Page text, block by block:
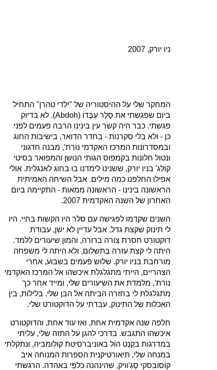
ניו יורק, 2007
המחקר שלי על ההיסטוריה של "ילדי טהרן" התחיל
ביום שפגשתי את סָלַר עַבְּדוֹ (Abdoh). לא בדיוק
פגשתי. כבר היה קשר עין בינינו הרבה פעמים לפני
כן ‑ ולא בלי סקרנות ‑ בחדר הדואר, בישיבות החוג
ובמסדרונות המרכז האקדמי נוֹרְת', מבנה חדגוני
ונטול חלונות בקמפוס הגוֹתי הנושן והמפואר בסיטי
קולג' בניו יורק, ששנינו לימדנו בו בחוג לאנגלית. אולי
אפילו החלפנו כמה מילים. אבל השיחה האמיתית
הראשונה בינינו ‑ הראשונה ממאות ‑ התקיימה ביום
האחרון של השנה האקדמית 2007.
השנים שקדמו לפגישה עם סלר היו הקשות בחיי. היו
לי תינוק שקצת גדל, אבל עדיין לא ישן, עבודת
דוקטורט חסרת צורה ברורה, והמון שיעורים ללמד.
היתה לי קצת עזרה בְּתשלום, ולא היתה לי משפחה
מורחבת בניו יורק. שלוש פעמים בשבוע, אחרי
הצהריים, הייתי מתגלגלת איכשהו אל המרכז האקדמי
נורת', מלמדת את השיעורים שלי, ומייד אחר כך
מתגלגלת לי בחזרה הביתה אל הבן שלי. בלילות, בין
האכלות של התינוק, עבדתי על הדוקטורט שלי.
חלפה שנה אקדמית אחת, ואז עוד אחת, והדוקטורט
איכשהו התגבש. בדרכי להגן על התזה שלי, עליתי
במדרגות בקֶנְט הוֹל באוניברסיטת קולומביה, ונתקלתי
במנחה שלי, תיאורטיקנית הספרות המנוֹחה איב
קוֹסוֹבסקי סֶגְ'וויק, שהינהנה כלפַּי באהדה. הרגשתי